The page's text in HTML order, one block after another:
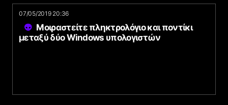
07/05/2019 20:36
Μοιραστείτε πληκτρολόγιο και ποντίκι
μεταξύ δύο Windows υπολογιστών